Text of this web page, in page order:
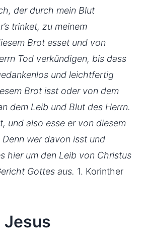
der durch mein Blut
trinket, zu meinem
Brot esset und von
Tod verkündigen, bis dass
und leichtfertig
Brot isst oder von dem
dem Leib und Blut des Herrn.
und also esse er von diesem
wer davon isst und
hier um den Leib von Christus
Gottes aus. 1. Korinther
Jesus